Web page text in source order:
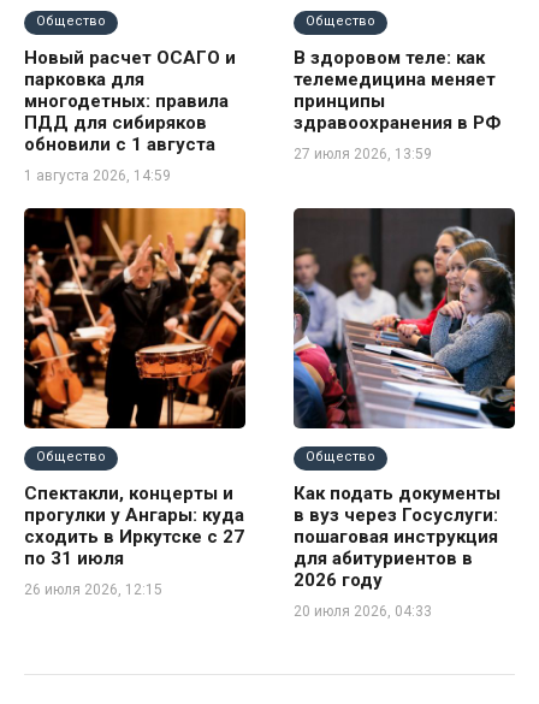
Общество
Новый расчет ОСАГО и
парковка для
многодетных: правила
ПДД для сибиряков
обновили с 1 августа
1 августа 2026, 14:59
Общество
В здоровом теле: как
телемедицина меняет
принципы
здравоохранения в РФ
27 июля 2026, 13:59
Общество
Спектакли, концерты и
прогулки у Ангары: куда
сходить в Иркутске с 27
по 31 июля
26 июля 2026, 12:15
Общество
Как подать документы
в вуз через Госуслуги:
пошаговая инструкция
для абитуриентов в
2026 году
20 июля 2026, 04:33